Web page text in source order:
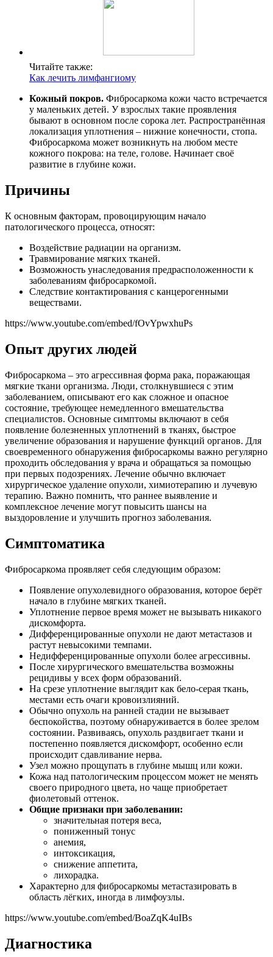
Читайте также:
Как лечить лимфангиому
Кожный покров. Фибросаркома кожи часто встречается
у маленьких детей. У взрослых такие проявления
бывают в основном после сорока лет. Распространённая
локализация уплотнения – нижние конечности, стопа.
Фибросаркома может возникнуть на любом месте
кожного покрова: на теле, голове. Начинает своё
развитие в глубине кожи.
Причины
К основным факторам, провоцирующим начало
патологического процесса, относят:
Воздействие радиации на организм.
Травмирование мягких тканей.
Возможность унаследования предрасположенности к
заболеваниям фибросаркомой.
Следствие контактирования с канцерогенными
веществами.
https://www.youtube.com/embed/fOvYpwxhuPs
Опыт других людей
Фибросаркома – это агрессивная форма рака, поражающая
мягкие ткани организма. Люди, столкнувшиеся с этим
заболеванием, описывают его как сложное и опасное
состояние, требующее немедленного вмешательства
специалистов. Основные симптомы включают в себя
появление болезненных уплотнений в тканях, быстрое
увеличение образования и нарушение функций органов. Для
своевременного обнаружения фибросаркомы важно регулярно
проходить обследования у врача и обращаться за помощью
при первых подозрениях. Лечение обычно включает
хирургическое удаление опухоли, химиотерапию и лучевую
терапию. Важно помнить, что раннее выявление и
комплексное лечение могут повысить шансы на
выздоровление и улучшить прогноз заболевания.
Симптоматика
Фибросаркома проявляет себя следующим образом:
Появление опухолевидного образования, которое берёт
начало в глубине мягких тканей.
Уплотнение первое время может не вызывать никакого
дискомфорта.
Дифференцированные опухоли не дают метастазов и
растут невысокими темпами.
Недифференцированные опухоли более агрессивны.
После хирургического вмешательства возможны
рецидивы у всех форм образований.
На срезе уплотнение выглядит как бело-серая ткань,
местами есть очаги кровоизлияний.
Обычно опухоль на ранней стадии не вызывает
беспокойства, поэтому обнаруживается в более зрелом
состоянии. Развиваясь, опухоль раздвигает ткани и
постепенно появляется дискомфорт, особенно если
происходит сдавливание нерва.
Узел можно прощупать в глубине мышц или кожи.
Кожа над патологическим процессом может не менять
своего природного цвета, но чаще приобретает
фиолетовый оттенок.
Общие признаки при заболевании:
значительная потеря веса,
пониженный тонус
анемия,
интоксикация,
снижение аппетита,
лихорадка.
Характерно для фибросаркомы метастазировать в
область лёгких, иногда в лимфоузлы.
https://www.youtube.com/embed/BoaZqK4uIBs
Диагностика